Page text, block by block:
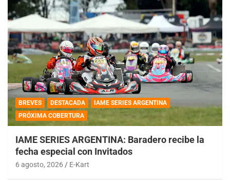
BREVES DESTACADA
IAME SERIES ARGENTINA
PRÓXIMA COBERTURA
IAME SERIES ARGENTINA: Baradero recibe la
fecha especial con Invitados
6 agosto, 2026 E-Kart